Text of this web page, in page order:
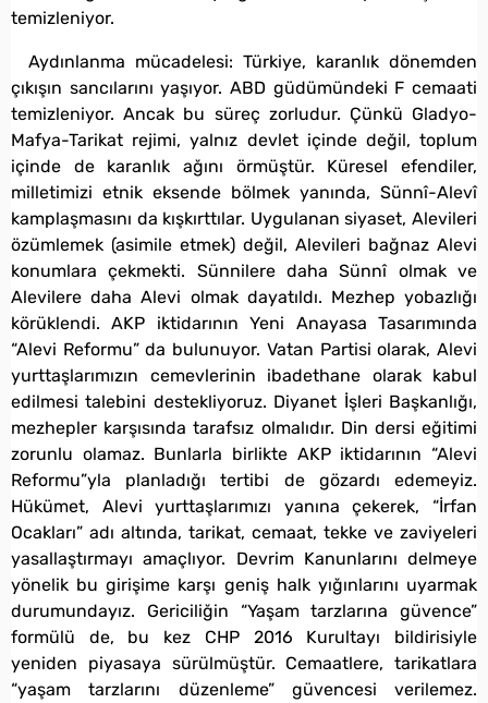
temizleniyor.
Aydınlanma mücadelesi: Türkiye, karanlık dönemden
çıkışın sancılarını yaşıyor. ABD güdümündeki F cemaati
temizleniyor. Ancak bu süreç zorludur. Çünkü Gladyo-
Mafya-Tarikat rejimi, yalnız devlet içinde değil, toplum
içinde de karanlık ağını örmüştür. Küresel efendiler,
milletimizi etnik eksende bölmek yanında, Sünnî-Alevî
kamplaşmasını da kışkırttılar. Uygulanan siyaset, Alevileri
özümlemek (asimile etmek) değil, Alevileri bağnaz Alevi
konumlara çekmekti. Sünnilere daha Sünnî olmak ve
Alevilere daha Alevi olmak dayatıldı. Mezhep yobazlığı
körüklendi. AKP iktidarının Yeni Anayasa Tasarımında
“Alevi Reformu” da bulunuyor. Vatan Partisi olarak, Alevi
yurttaşlarımızın cemevlerinin ibadethane olarak kabul
edilmesi talebini destekliyoruz. Diyanet İşleri Başkanlığı,
mezhepler karşısında tarafsız olmalıdır. Din dersi eğitimi
zorunlu olamaz. Bunlarla birlikte AKP iktidarının “Alevi
Reformu”yla planladığı tertibi de gözardı edemeyiz.
Hükümet, Alevi yurttaşlarımızı yanına çekerek, “İrfan
Ocakları” adı altında, tarikat, cemaat, tekke ve zaviyeleri
yasallaştırmayı amaçlıyor. Devrim Kanunlarını delmeye
yönelik bu girişime karşı geniş halk yığınlarını uyarmak
durumundayız. Gericiliğin “Yaşam tarzlarına güvence”
formülü de, bu kez CHP 2016 Kurultayı bildirisiyle
yeniden piyasaya sürülmüştür. Cemaatlere, tarikatlara
“yaşam tarzlarını düzenleme” güvencesi verilemez.